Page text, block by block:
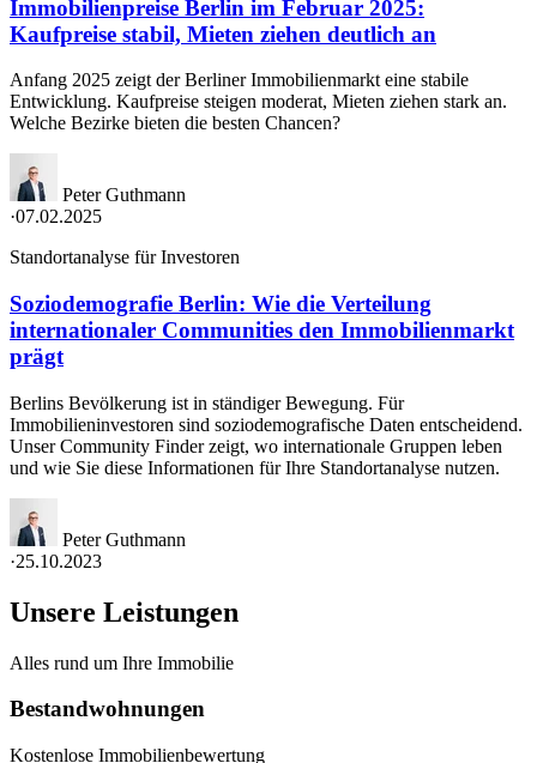
Immobilienpreise Berlin im Februar 2025:
Kaufpreise stabil, Mieten ziehen deutlich an
Anfang 2025 zeigt der Berliner Immobilienmarkt eine stabile
Entwicklung. Kaufpreise steigen moderat, Mieten ziehen stark an.
Welche Bezirke bieten die besten Chancen?
Peter Guthmann
·07.02.2025
Standortanalyse für Investoren
Soziodemografie Berlin: Wie die Verteilung
internationaler Communities den Immobilienmarkt
prägt
Berlins Bevölkerung ist in ständiger Bewegung. Für
Immobilieninvestoren sind soziodemografische Daten entscheidend.
Unser Community Finder zeigt, wo internationale Gruppen leben
und wie Sie diese Informationen für Ihre Standortanalyse nutzen.
Peter Guthmann
·25.10.2023
Unsere Leistungen
Alles rund um Ihre Immobilie
Bestandwohnungen
Kostenlose Immobilienbewertung